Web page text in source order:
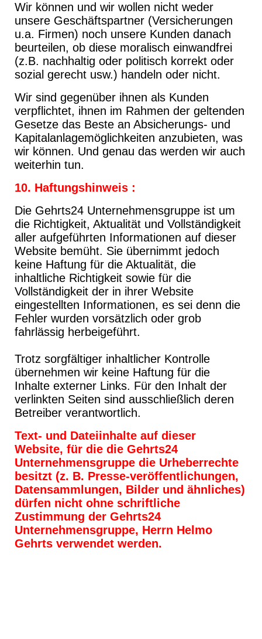
Wir können und wir wollen nicht weder
unsere Geschäftspartner (Versicherungen
u.a. Firmen) noch unsere Kunden danach
beurteilen, ob diese moralisch einwandfrei
(z.B. nachhaltig oder politisch korrekt oder
sozial gerecht usw.) handeln oder nicht.
Wir sind gegenüber ihnen als Kunden
verpflichtet, ihnen im Rahmen der geltenden
Gesetze das Beste an Absicherungs- und
Kapitalanlagemöglichkeiten anzubieten, was
wir können. Und genau das werden wir auch
weiterhin tun.
10. Haftungshinweis :
Die Gehrts24 Unternehmensgruppe ist um
die Richtigkeit, Aktualität und Vollständigkeit
aller aufgeführten Informationen auf dieser
Website bemüht. Sie übernimmt jedoch
keine Haftung für die Aktualität, die
inhaltliche Richtigkeit sowie für die
Vollständigkeit der in ihrer Website
eingestellten Informationen, es sei denn die
Fehler wurden vorsätzlich oder grob
fahrlässig herbeigeführt.
Trotz sorgfältiger inhaltlicher Kontrolle
übernehmen wir keine Haftung für die
Inhalte externer Links. Für den Inhalt der
verlinkten Seiten sind ausschließlich deren
Betreiber verantwortlich.
Text- und Dateiinhalte auf dieser
Website, für die die Gehrts24
Unternehmensgruppe die Urheberrechte
besitzt (z. B. Presse-veröffentlichungen,
Datensammlungen, Bilder und ähnliches)
dürfen nicht ohne schriftliche
Zustimmung der Gehrts24
Unternehmensgruppe, Herrn Helmo
Gehrts verwendet werden.